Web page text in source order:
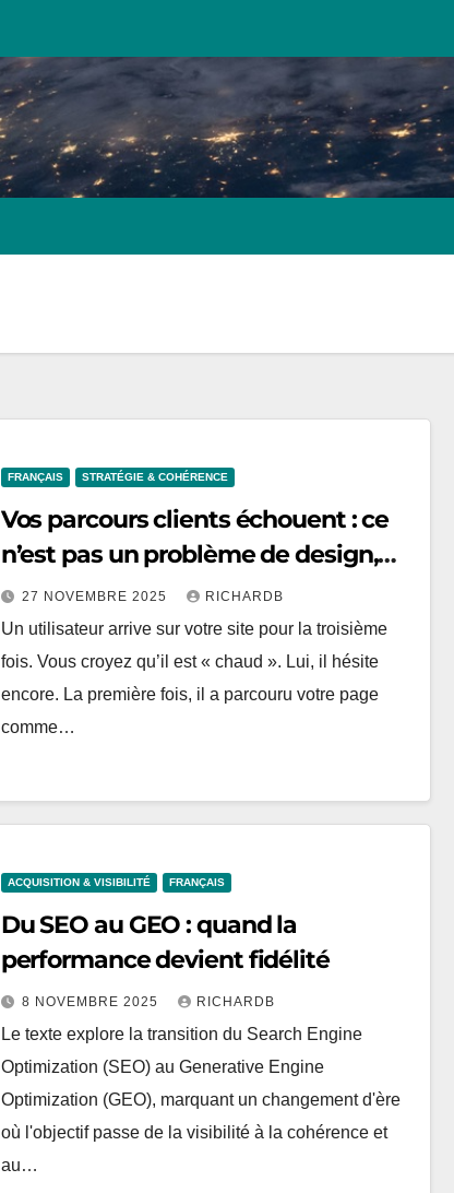
FRANÇAIS STRATÉGIE & COHÉRENCE
Vos parcours clients échouent : ce
n’est pas un problème de design,
c’est un problème de temps
27 NOVEMBRE 2025 RICHARDB
Un utilisateur arrive sur votre site pour la troisième
fois. Vous croyez qu’il est « chaud ». Lui, il hésite
encore. La première fois, il a parcouru votre page
comme…
ACQUISITION & VISIBILITÉ FRANÇAIS
Du SEO au GEO : quand la
performance devient fidélité
8 NOVEMBRE 2025 RICHARDB
Le texte explore la transition du Search Engine
Optimization (SEO) au Generative Engine
Optimization (GEO), marquant un changement d'ère
où l'objectif passe de la visibilité à la cohérence et
au…